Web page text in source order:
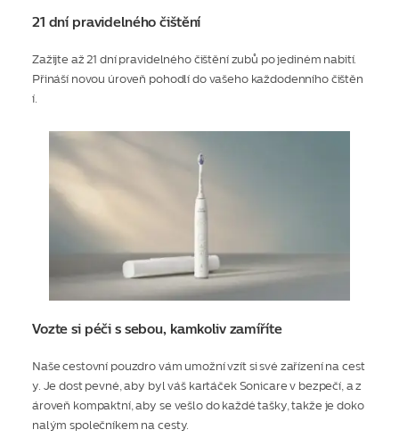
21 dní pravidelného čištění
Zažijte až 21 dní pravidelného čištění zubů po jediném nabití.
Přináší novou úroveň pohodlí do vašeho každodenního čištěn
í.
Vozte si péči s sebou, kamkoliv zamíříte
Naše cestovní pouzdro vám umožní vzít si své zařízení na cest
y. Je dost pevné, aby byl váš kartáček Sonicare v bezpečí, a z
ároveň kompaktní, aby se vešlo do každé tašky, takže je doko
nalým společníkem na cesty.